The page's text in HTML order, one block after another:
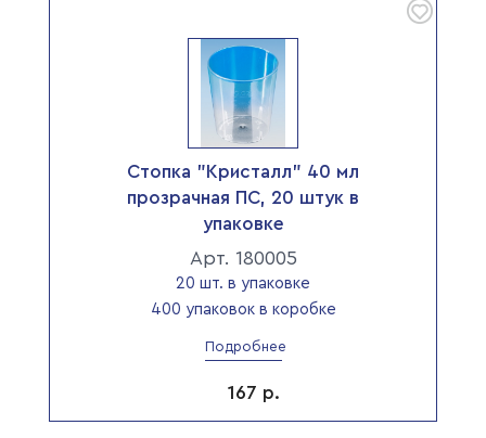
Стопка "Кристалл" 40 мл
прозрачная ПС, 20 штук в
упаковке
Арт. 180005
20 шт. в упаковке
400 упаковок в коробке
Подробнее
167 р.